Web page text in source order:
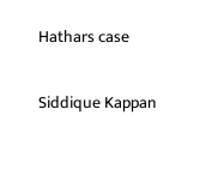
Hathars case
Siddique Kappan